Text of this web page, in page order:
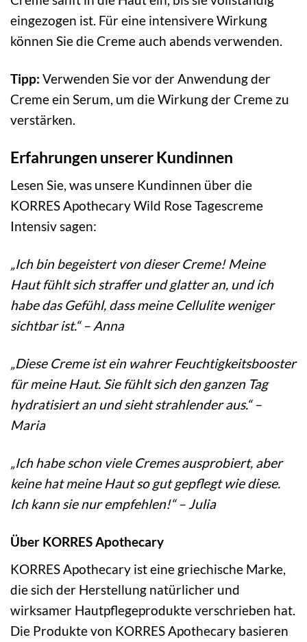
eingezogen ist. Für eine intensivere Wirkung
können Sie die Creme auch abends verwenden.
Tipp: Verwenden Sie vor der Anwendung der
Creme ein Serum, um die Wirkung der Creme zu
verstärken.
Erfahrungen unserer Kundinnen
Lesen Sie, was unsere Kundinnen über die
KORRES Apothecary Wild Rose Tagescreme
Intensiv sagen:
„Ich bin begeistert von dieser Creme! Meine
Haut fühlt sich straffer und glatter an, und ich
habe das Gefühl, dass meine Cellulite weniger
sichtbar ist.“ – Anna
„Diese Creme ist ein wahrer Feuchtigkeitsbooster
für meine Haut. Sie fühlt sich den ganzen Tag
hydratisiert an und sieht strahlender aus.“ –
Maria
„Ich habe schon viele Cremes ausprobiert, aber
keine hat meine Haut so gut gepflegt wie diese.
Ich kann sie nur empfehlen!“ – Julia
Über KORRES Apothecary
KORRES Apothecary ist eine griechische Marke,
die sich der Herstellung natürlicher und
wirksamer Hautpflegeprodukte verschrieben hat.
Die Produkte von KORRES Apothecary basieren